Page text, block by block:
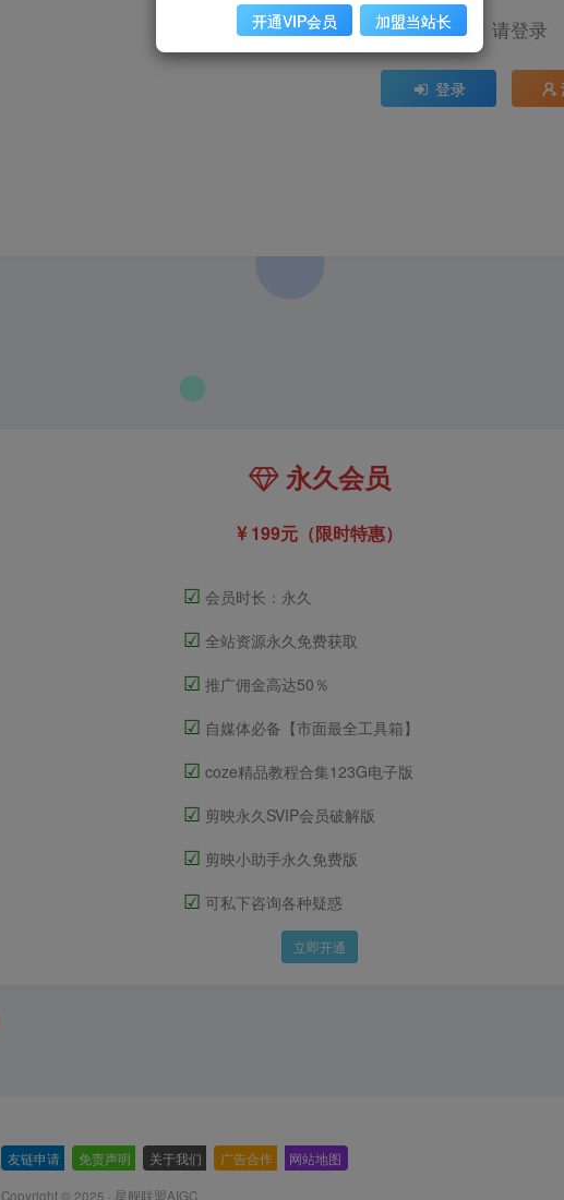
Hi！请登录
登录
永久会员
199元（限时特惠）
☑ 会员时长：永久
☑ 全站资源永久免费获取
☑ 推广佣金高达50％
☑ 自媒体必备【市面最全工具箱】
☑ coze精品教程合集123G电子版
☑ 剪映永久SVIP会员破解版
☑ 剪映小助手永久免费版
☑ 可私下咨询各种疑惑
立即开通
友链申请 免责声明 关于我们 广告合作 网站地图
Copyright © 2025 · 星舰联盟AIGC
开通VIP会员 加盟当站长